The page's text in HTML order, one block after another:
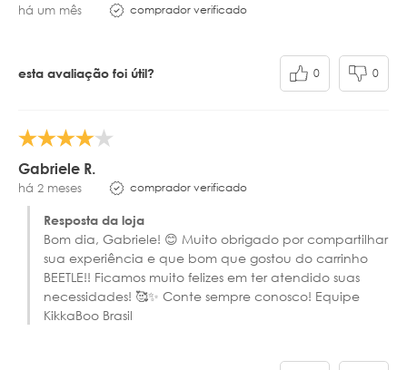
há um mês comprador verificado
esta avaliação foi útil? 0 0
Gabriele R.
há 2 meses comprador verificado
Resposta da loja
Bom dia, Gabriele! 😊 Muito obrigado por compartilhar
sua experiência e que bom que gostou do carrinho
BEETLE!! Ficamos muito felizes em ter atendido suas
necessidades! 🥰✨ Conte sempre conosco! Equipe
KikkaBoo Brasil